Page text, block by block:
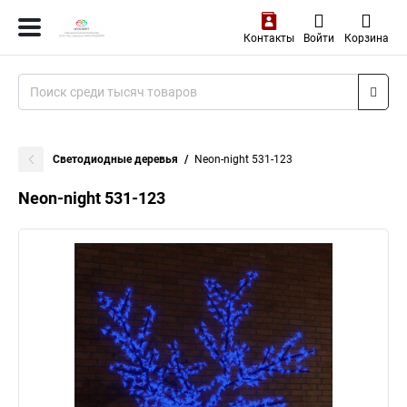
Контакты Войти Корзина
Светодиодные деревья Neon-night 531-123
Neon-night 531-123